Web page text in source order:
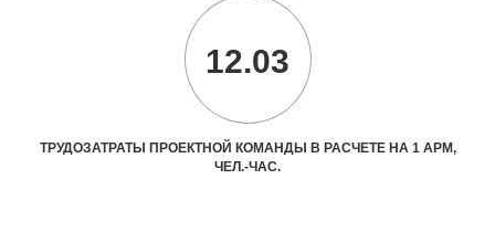
12.03
ТРУДОЗАТРАТЫ ПРОЕКТНОЙ КОМАНДЫ В РАСЧЕТЕ НА 1 АРМ,
ЧЕЛ.-ЧАС.